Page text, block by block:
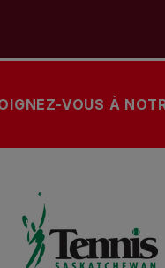
VOUS À